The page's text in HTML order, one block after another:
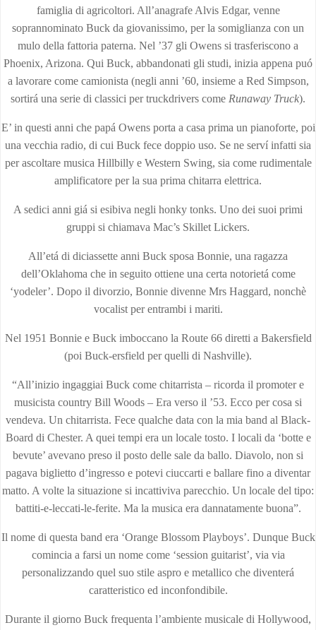
famiglia di agricoltori. All’anagrafe Alvis Edgar, venne
soprannominato Buck da giovanissimo, per la somiglianza con un
mulo della fattoria paterna. Nel ’37 gli Owens si trasferiscono a
Phoenix, Arizona. Qui Buck, abbandonati gli studi, inizia appena puó
a lavorare come camionista (negli anni ’60, insieme a Red Simpson,
sortirá una serie di classici per truckdrivers come Runaway Truck).
E’ in questi anni che papá Owens porta a casa prima un pianoforte, poi
una vecchia radio, di cui Buck fece doppio uso. Se ne serví infatti sia
per ascoltare musica Hillbilly e Western Swing, sia come rudimentale
amplificatore per la sua prima chitarra elettrica.
A sedici anni giá si esibiva negli honky tonks. Uno dei suoi primi
gruppi si chiamava Mac’s Skillet Lickers.
All’etá di diciassette anni Buck sposa Bonnie, una ragazza
dell’Oklahoma che in seguito ottiene una certa notorietá come
‘yodeler’. Dopo il divorzio, Bonnie divenne Mrs Haggard, nonchè
vocalist per entrambi i mariti.
Nel 1951 Bonnie e Buck imboccano la Route 66 diretti a Bakersfield
(poi Buck-ersfield per quelli di Nashville).
“All’inizio ingaggiai Buck come chitarrista – ricorda il promoter e
musicista country Bill Woods – Era verso il ’53. Ecco per cosa si
vendeva. Un chitarrista. Fece qualche data con la mia band al Black-
Board di Chester. A quei tempi era un locale tosto. I locali da ‘botte e
bevute’ avevano preso il posto delle sale da ballo. Diavolo, non si
pagava biglietto d’ingresso e potevi ciuccarti e ballare fino a diventar
matto. A volte la situazione si incattiviva parecchio. Un locale del tipo:
battiti-e-leccati-le-ferite. Ma la musica era dannatamente buona”.
Il nome di questa band era ‘Orange Blossom Playboys’. Dunque Buck
comincia a farsi un nome come ‘session guitarist’, via via
personalizzando quel suo stile aspro e metallico che diventerá
caratteristico ed inconfondibile.
Durante il giorno Buck frequenta l’ambiente musicale di Hollywood,